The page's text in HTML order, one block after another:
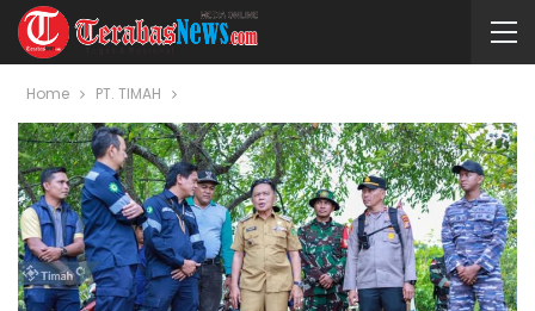
Home PT. TIMAH